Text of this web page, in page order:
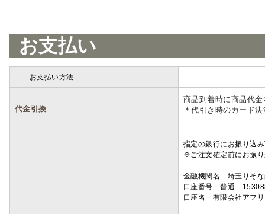
お支払い
お支払い方法
代金引換
商品到着時に商品代
＊代引き時のカード
指定の銀行にお振り込
※ご注文確定前にお振
金融機関名 埼玉りそ
口座番号 普通
口座名 有限会社アフ